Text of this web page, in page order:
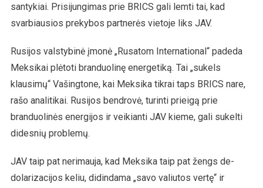
santykiai. Prisijungimas prie BRICS gali lemti tai, kad
svarbiausios prekybos partnerės vietoje liks JAV.
Rusijos valstybinė įmonė „Rusatom International“ padeda
Meksikai plėtoti branduolinę energetiką. Tai „sukels
klausimų“ Vašingtone, kai Meksika tikrai taps BRICS nare,
rašo analitikai. Rusijos bendrovė, turinti prieigą prie
branduolinės energijos ir veikianti JAV kieme, gali sukelti
didesnių problemų.
JAV taip pat nerimauja, kad Meksika taip pat žengs de-
dolarizacijos keliu, didindama „savo valiutos vertę“ ir